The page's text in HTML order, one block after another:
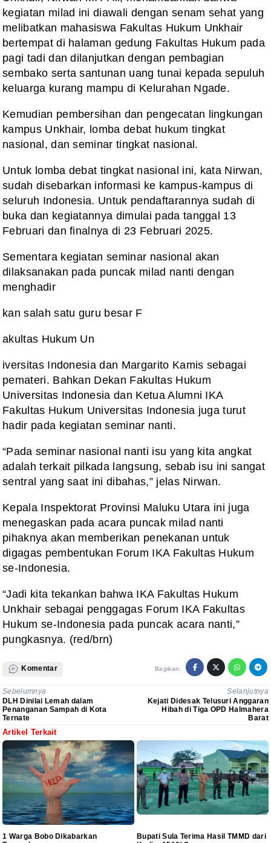
kegiatan milad ini diawali dengan senam sehat yang
melibatkan mahasiswa Fakultas Hukum Unkhair
bertempat di halaman gedung Fakultas Hukum pada
pagi tadi dan dilanjutkan dengan pembagian
sembako serta santunan uang tunai kepada sepuluh
keluarga kurang mampu di Kelurahan Ngade.
Kemudian pembersihan dan pengecatan lingkungan
kampus Unkhair, lomba debat hukum tingkat
nasional, dan seminar tingkat nasional.
Untuk lomba debat tingkat nasional ini, kata Nirwan,
sudah disebarkan informasi ke kampus-kampus di
seluruh Indonesia. Untuk pendaftarannya sudah di
buka dan kegiatannya dimulai pada tanggal 13
Februari dan finalnya di 23 Februari 2025.
Sementara kegiatan seminar nasional akan
dilaksanakan pada puncak milad nanti dengan
menghadir
kan salah satu guru besar F
akultas Hukum Un
iversitas Indonesia dan Margarito Kamis sebagai
pemateri. Bahkan Dekan Fakultas Hukum
Universitas Indonesia dan Ketua Alumni IKA
Fakultas Hukum Universitas Indonesia juga turut
hadir pada kegiatan seminar nanti.
“Pada seminar nasional nanti isu yang kita angkat
adalah terkait pilkada langsung, sebab isu ini sangat
sentral yang saat ini dibahas,” jelas Nirwan.
Kepala Inspektorat Provinsi Maluku Utara ini juga
menegaskan pada acara puncak milad nanti
pihaknya akan memberikan penekanan untuk
digagas pembentukan Forum IKA Fakultas Hukum
se-Indonesia.
“Jadi kita tekankan bahwa IKA Fakultas Hukum
Unkhair sebagai penggagas Forum IKA Fakultas
Hukum se-Indonesia pada puncak acara nanti,”
pungkasnya. (red/brn)
Komentar Bagikan:
Sebelumnya
DLH Dinilai Lemah dalam
Penanganan Sampah di Kota
Ternate
Selanjutnya
Kejati Didesak Telusuri Anggaran
Hibah di Tiga OPD Halmahera
Barat
Artikel Terkait
1 Warga Bobo Dikabarkan
Bupati Sula Terima Hasil TMMD dari